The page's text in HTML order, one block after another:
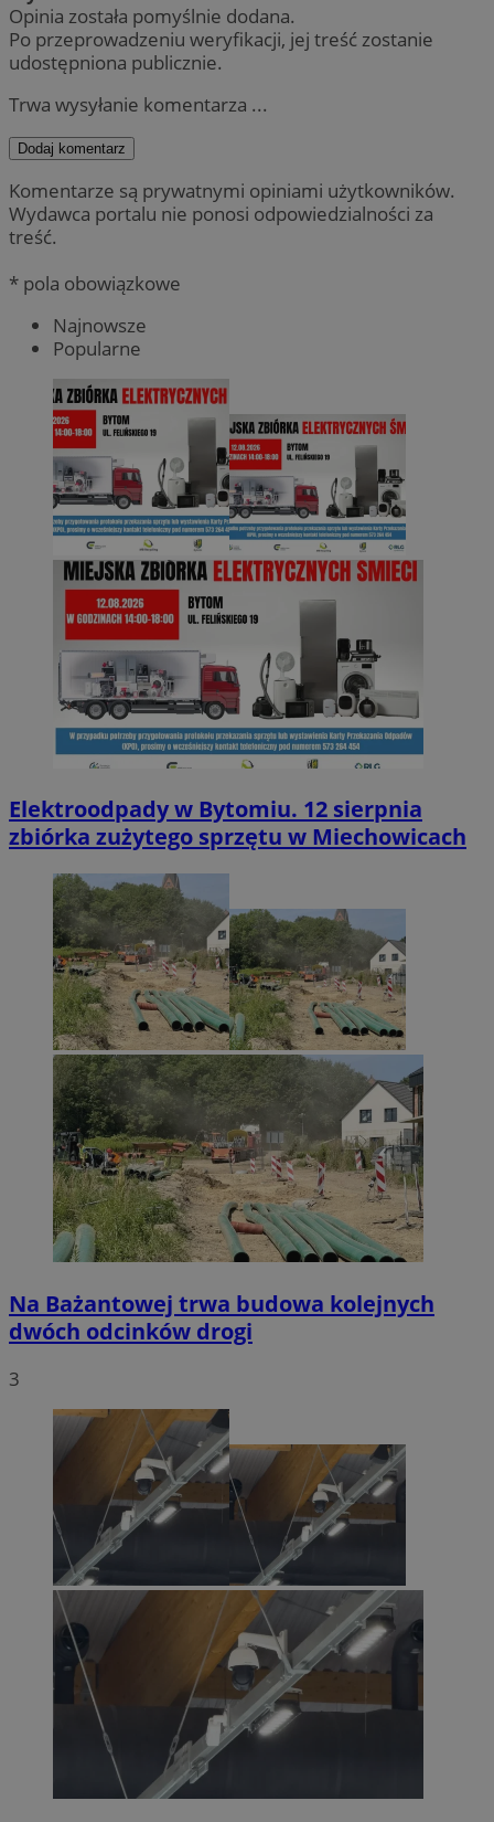
Opinia została pomyślnie dodana.
Po przeprowadzeniu weryfikacji, jej treść zostanie
udostępniona publicznie.
Trwa wysyłanie komentarza ...
Dodaj komentarz
Komentarze są prywatnymi opiniami użytkowników.
Wydawca portalu nie ponosi odpowiedzialności za
treść.
* pola obowiązkowe
Najnowsze
Popularne
Elektroodpady w Bytomiu. 12 sierpnia
zbiórka zużytego sprzętu w Miechowicach
Na Bażantowej trwa budowa kolejnych
dwóch odcinków drogi
3